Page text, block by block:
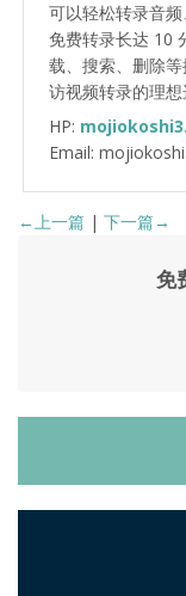
可以轻松转录音
免费转录长达 10
载、搜索、删除
访视频转录的理想
HP:
Email:
←上一篇 | 下一篇→
免